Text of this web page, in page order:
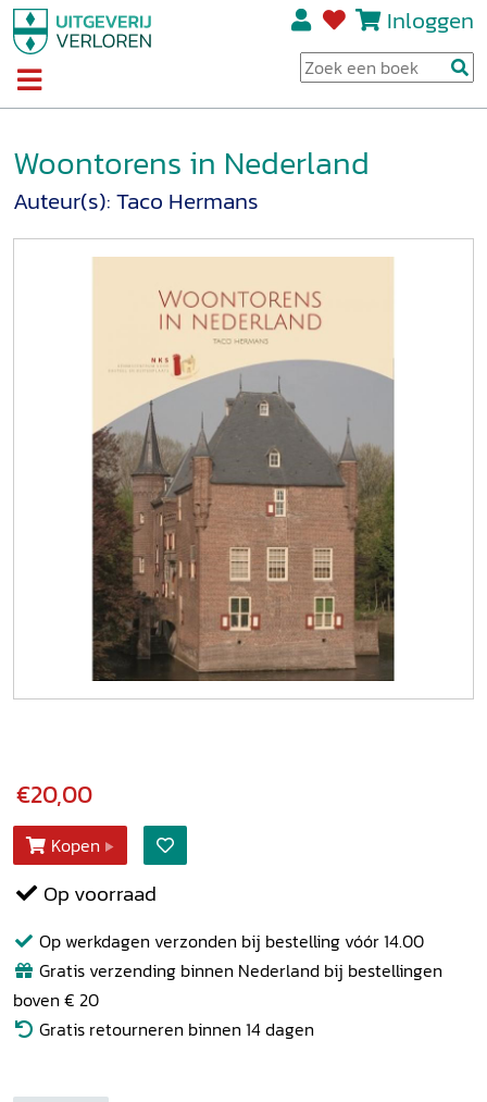
Inloggen
Woontorens in Nederland
Auteur(s):Taco Hermans
€20,00
Kopen
Op voorraad
Op werkdagen verzonden bij bestelling vóór 14.00
Gratis verzending binnen Nederland bij bestellingen
boven € 20
Gratis retourneren binnen 14 dagen